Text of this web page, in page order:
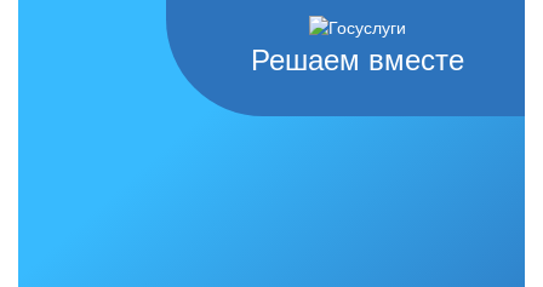
Решаем вместе